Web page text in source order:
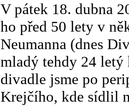
V pátek 18. dubna
ho před 50 lety v
Neumanna (dnes
mladý tehdy 24 letý
divadle jsme po
Krejčího, kde sídlil